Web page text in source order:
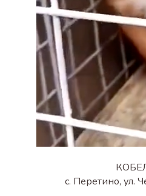
с. Перетино, ул.